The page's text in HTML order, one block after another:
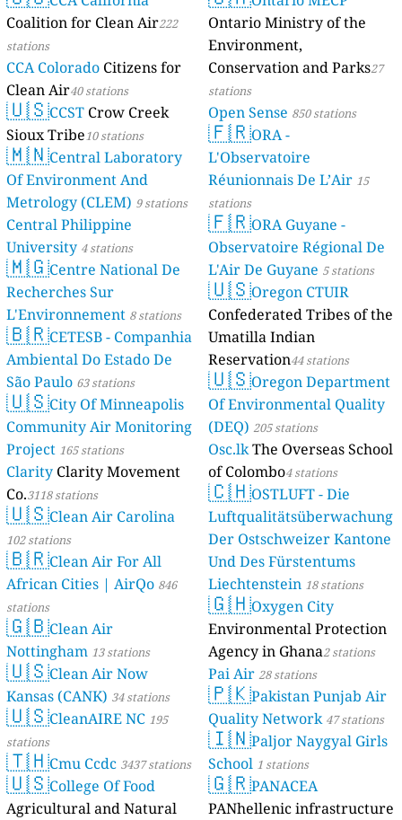
Coalition for Clean Air222
stations
CCA Colorado Citizens for
Clean Air40 stations
🇺🇸CCST Crow Creek
Sioux Tribe10 stations
🇲🇳Central Laboratory
Of Environment And
Metrology (CLEM) 9 stations
Central Philippine
University 4 stations
🇲🇬Centre National De
Recherches Sur
L'Environnement 8 stations
🇧🇷CETESB - Companhia
Ambiental Do Estado De
São Paulo 63 stations
🇺🇸City Of Minneapolis
Community Air Monitoring
Project 165 stations
Clarity Clarity Movement
Co.3118 stations
🇺🇸Clean Air Carolina
102 stations
🇧🇷Clean Air For All
African Cities | AirQo 846
stations
🇬🇧Clean Air
Nottingham 13 stations
🇺🇸Clean Air Now
Kansas (CANK) 34 stations
🇺🇸CleanAIRE NC 195
stations
🇹🇭Cmu Ccdc 3437 stations
🇺🇸College Of Food
Agricultural and Natural
Ontario Ministry of the
Environment,
Conservation and Parks27
stations
Open Sense 850 stations
🇫🇷ORA -
L'Observatoire
Réunionnais De L’Air 15
stations
🇫🇷ORA Guyane -
Observatoire Régional De
L'Air De Guyane 5 stations
🇺🇸Oregon CTUIR
Confederated Tribes of the
Umatilla Indian
Reservation44 stations
🇺🇸Oregon Department
Of Environmental Quality
(DEQ) 205 stations
Osc.lkThe Overseas School
of Colombo4 stations
🇨🇭OSTLUFT - Die
Luftqualitätsüberwachung
Der Ostschweizer Kantone
Und Des Fürstentums
Liechtenstein 18 stations
🇬🇭Oxygen City
Environmental Protection
Agency in Ghana2 stations
Pai Air 28 stations
🇵🇰Pakistan Punjab Air
Quality Network 47 stations
🇮🇳Paljor Naygyal Girls
School 1 stations
🇬🇷PANACEA
PANhellenic infrastructure